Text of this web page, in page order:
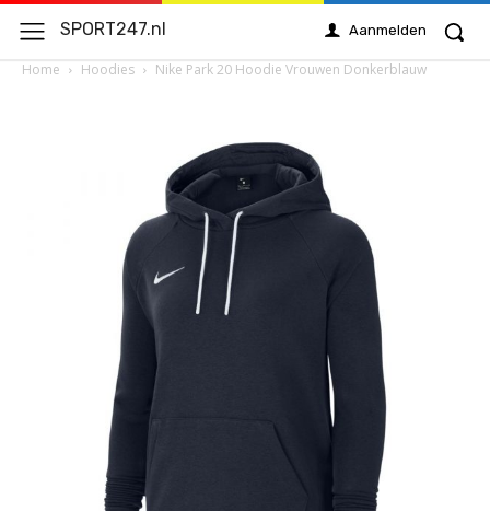
SPORT247.nl Aanmelden
Home Hoodies Nike Park 20 Hoodie Vrouwen Donkerblauw